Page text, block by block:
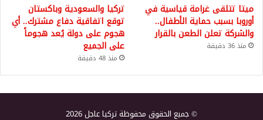
ميتا تتلقى غرامة قياسية في
أوروبا بسبب حماية الأطفال..
والشركة تعلن الطعن بالقرار
منذ 36 دقيقة
تركيا والسعودية وباكستان
توقع اتفاقية دفاع مشترك.. أي
هجوم على دولة يُعد هجوماً
على الجميع
منذ 48 دقيقة
© جميع الحقوق محفوظة تركيا عاجل 2026